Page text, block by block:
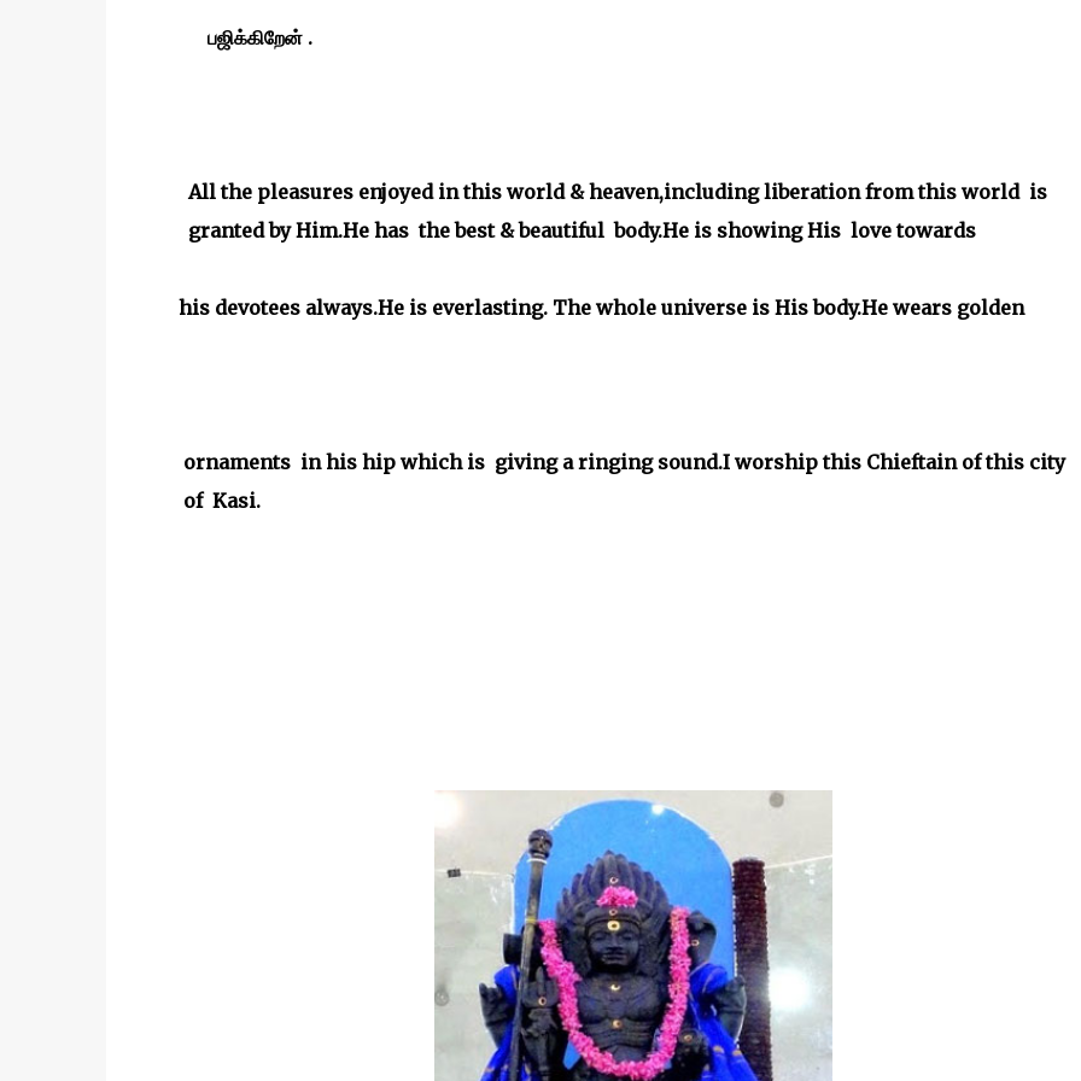
பஜிக்கிறேன் .
All the pleasures enjoyed in this world & heaven,including liberation from this world is
granted by Him.He has the best & beautiful body.He is showing His love towards
his devotees always.He is everlasting. The whole universe is His body.He wears golden
ornaments in his hip which is giving a ringing sound.I worship this Chieftain of this
of Kasi.